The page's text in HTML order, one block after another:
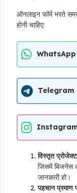
ऑनलाइन फॉर्म भरते
होनी चाहिए:
Telegram
विस्तृत
जिसमें बिजनेस
जानकारी हो।
पहचान प्रमाण